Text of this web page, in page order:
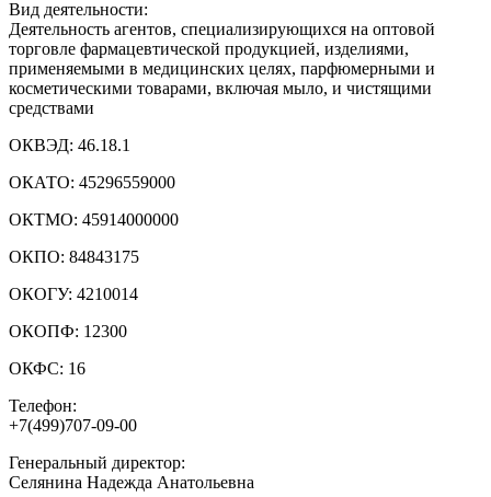
Вид деятельности:
Деятельность агентов, специализирующихся на оптовой
торговле фармацевтической продукцией, изделиями,
применяемыми в медицинских целях, парфюмерными и
косметическими товарами, включая мыло, и чистящими
средствами
ОКВЭД: 46.18.1
ОКАТО: 45296559000
ОКТМО: 45914000000
ОКПО: 84843175
ОКОГУ: 4210014
ОКОПФ: 12300
ОКФС: 16
Телефон:
+7(499)707-09-00
Генеральный директор:
Селянина Надежда Анатольевна